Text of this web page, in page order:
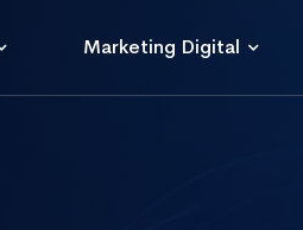
Marketing Digital